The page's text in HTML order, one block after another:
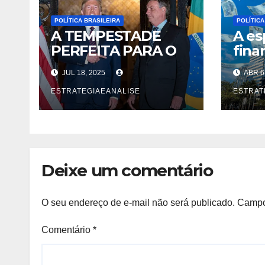
POLÍTICA BRASILEIRA
A TEMPESTADE
PERFEITA PARA O
ANTI-
IMPERIALISMO NO
BRASIL
JUL 18, 2025
ESTRATEGIAEANALISE
A
ABR
Deixe um comentário
O seu endereço de e-mail não será publicado.
Comentário *